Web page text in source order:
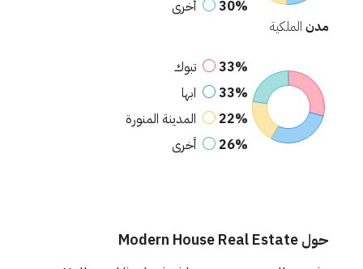
30%
أخرى
مدنالملكية
33%
تبوك
33%
ابها
22%
المدينة المنورة
26%
أخرى
حول Modern House Real Estate